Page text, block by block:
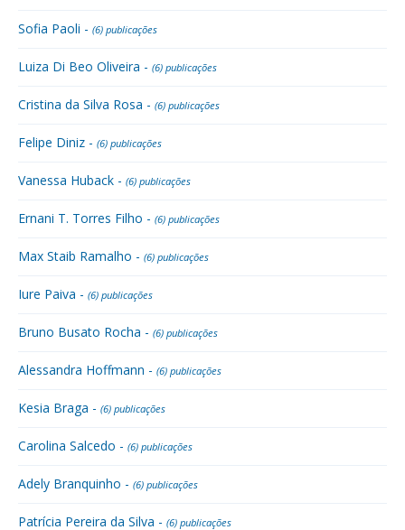
Sofia Paoli - (6) publicações
Luiza Di Beo Oliveira - (6) publicações
Cristina da Silva Rosa - (6) publicações
Felipe Diniz - (6) publicações
Vanessa Huback - (6) publicações
Ernani T. Torres Filho - (6) publicações
Max Staib Ramalho - (6) publicações
Iure Paiva - (6) publicações
Bruno Busato Rocha - (6) publicações
Alessandra Hoffmann - (6) publicações
Kesia Braga - (6) publicações
Carolina Salcedo - (6) publicações
Adely Branquinho - (6) publicações
Patrícia Pereira da Silva - (6) publicações